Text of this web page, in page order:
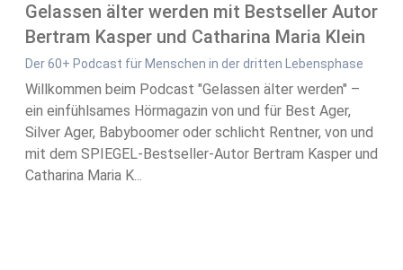
Gelassen älter werden mit Bestseller Autor
Bertram Kasper und Catharina Maria Klein
Der 60+ Podcast für Menschen in der dritten Lebensphase
Willkommen beim Podcast "Gelassen älter werden" –
ein einfühlsames Hörmagazin von und für Best Ager,
Silver Ager, Babyboomer oder schlicht Rentner, von und
mit dem SPIEGEL-Bestseller-Autor Bertram Kasper und
Catharina Maria K...